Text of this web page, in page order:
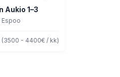
Aukio 1–3
Espoo
(3500 - 4400€ / kk)